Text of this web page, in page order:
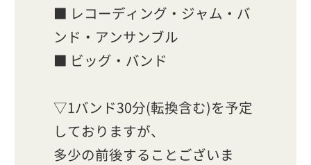
■ レコーディング・ジャム・バ
ンド・アンサンブル
■ ビッグ・バンド
▽1バンド30分(転換含む)を予定
しておりますが、
多少の前後することございま